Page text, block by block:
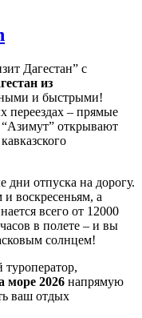
Дагестан” с
из
и быстрыми!
переездах – прямые
открывают
дни отпуска на дорогу.
воскресеньям, а
всего от 12000
в полете – и вы
солнцем!
море 2026 напрямую
ваш отдых